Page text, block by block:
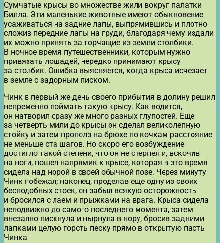
Сумчатые крысы во множестве жили вокруг палатки
Билла. Эти маленькие животные имеют обыкновение
усаживаться на задние лапы, выпрямившись и плотно
сложив передние лапы на груди, благодаря чему издали
их можно принять за торчащие из земли столбики.
В ночное время путешественники, которым нужно
привязать лошадей, нередко принимают крысу
за столбик. Ошибка выясняется, когда крыса исчезает
в земле с задорным писком.
Чинк в первый же день своего прибытия в долину решил
непременно поймать такую крысу. Как водится,
он натворил сразу же много разных глупостей. Еще
за четверть мили до крысы он сделал великолепную
стойку и затем прополз на брюхе по кочкам расстояние
не меньше ста шагов. Но скоро его возбуждение
достигло такой степени, что он не стерпел и, вскочив
на ноги, пошел напрямик к крысе, которая в это время
сидела над норой в своей обычной позе. Через минуту
Чинк побежал; наконец, проделав еще одну из своих
бесподобных стоек, он забыл всякую осторожность
и бросился с лаем и прыжками на врага. Крыса сидела
неподвижно до самого последнего момента, затем
внезапно пискнула и нырнула в нору, бросив задними
лапками целую горсть песку прямо в открытую пасть
Чинка.